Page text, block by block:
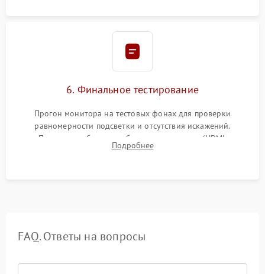
6. Финальное тестирование
Прогон монитора на тестовых фонах для проверки
равномерности подсветки и отсутствия искажений.
Проверка работоспособности всех портов (HDMI,
DisplayPort, VGA) и кнопок управления под нагрузкой в
Подробнее
FAQ. Ответы на вопросы